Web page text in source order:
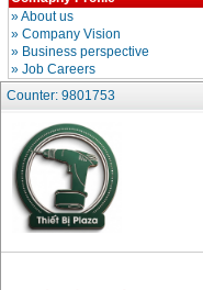
May xit rua ap luc cao
Bosch AQT 160
(2600W)
Price
May bom cap thoat
nuoc dau no Diesel
D6-80
Price:9500000
May bom nuoc CM40-
160A (4KW)
»About us
» Company Vision
» Business perspective
» Job Careers
Counter: 9801753